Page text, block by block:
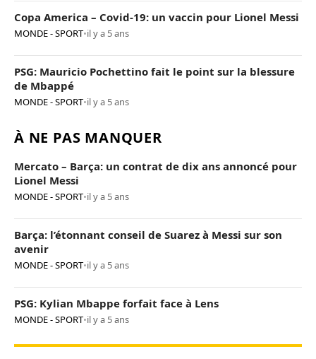
Copa America – Covid-19: un vaccin pour Lionel Messi
MONDE - SPORT•il y a 5 ans
PSG: Mauricio Pochettino fait le point sur la blessure
de Mbappé
MONDE - SPORT•il y a 5 ans
À NE PAS MANQUER
Mercato – Barça: un contrat de dix ans annoncé pour
Lionel Messi
MONDE - SPORT•il y a 5 ans
Barça: l’étonnant conseil de Suarez à Messi sur son
avenir
MONDE - SPORT•il y a 5 ans
PSG: Kylian Mbappe forfait face à Lens
MONDE - SPORT•il y a 5 ans